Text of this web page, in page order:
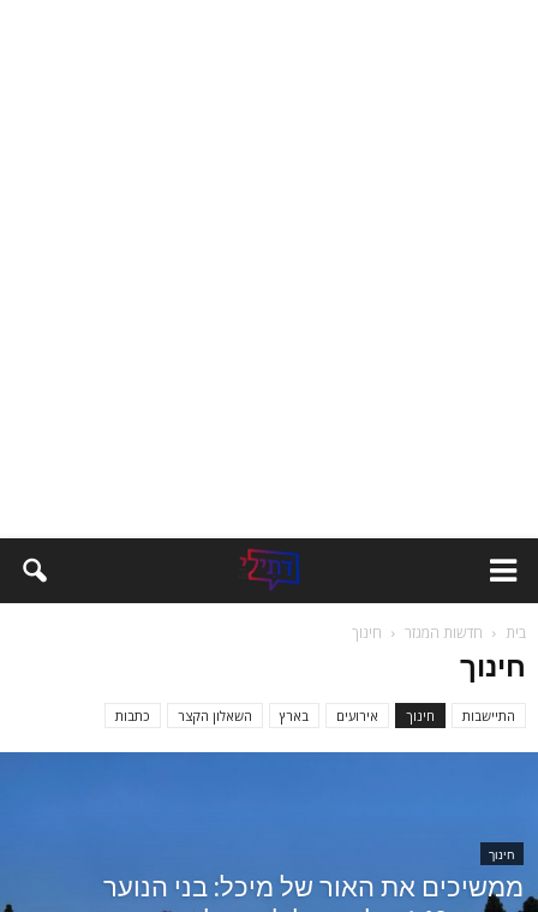
בית חדשות המגזר חינוך
חינוך
התיישבות חינוך אירועים בארץ השאלון הקצר כתבות
חינוך
ממשיכים את האור של מיכל: בני הנוער